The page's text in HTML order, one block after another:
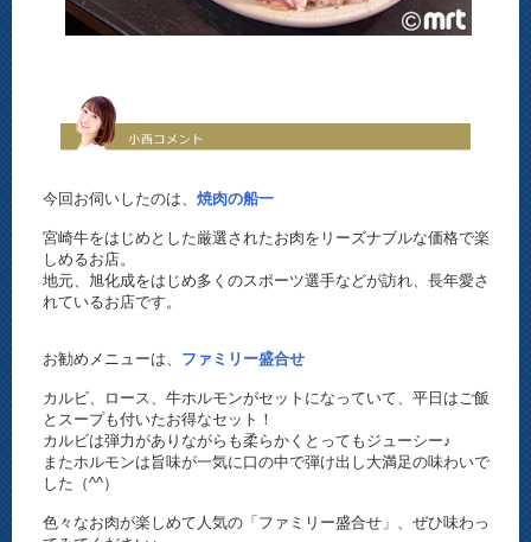
今回お伺いしたのは、焼肉の船一
宮崎牛をはじめとした厳選されたお肉をリーズナブルな価格で楽
しめるお店。
地元、旭化成をはじめ多くのスポーツ選手などが訪れ、長年愛さ
れているお店です。
お勧めメニューは、 ファミリー盛合せ
カルビ、ロース、牛ホルモンがセットになっていて、平日はご飯
とスープも付いたお得なセット！
カルビは弾力がありながらも柔らかくとってもジューシー♪
またホルモンは旨味が一気に口の中で弾け出し大満足の味わいで
した（^^）
色々なお肉が楽しめて人気の「ファミリー盛合せ」、ぜひ味わっ